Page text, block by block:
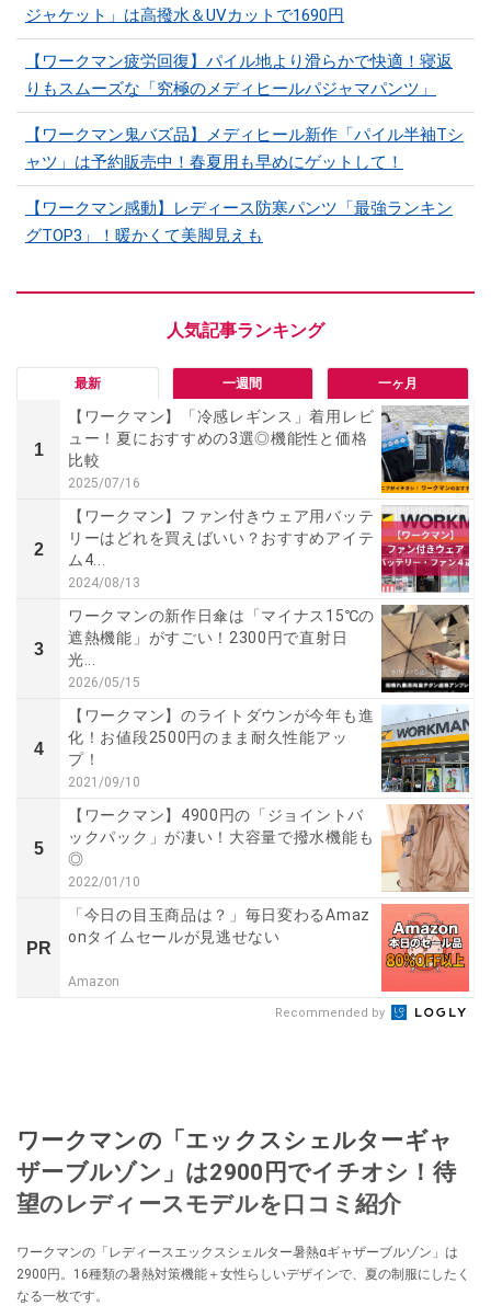
ジャケット」は高撥水＆UVカットで1690円
【ワークマン疲労回復】パイル地より滑らかで快適！寝返
りもスムーズな「究極のメディヒールパジャマパンツ」
【ワークマン鬼バズ品】メディヒール新作「パイル半袖Tシ
ャツ」は予約販売中！春夏用も早めにゲットして！
【ワークマン感動】レディース防寒パンツ「最強ランキン
グTOP3」！暖かくて美脚見えも
最新 一週間 一ヶ月
1
【ワークマン】「冷感レギンス」着用レビ
ュー！夏におすすめの3選◎機能性と価格
比較
2025/07/16
2
【ワークマン】ファン付きウェア用バッテ
リーはどれを買えばいい？おすすめアイテ
ム4...
2024/08/13
3
ワークマンの新作日傘は「マイナス15℃の
遮熱機能」がすごい！2300円で直射日
光...
2026/05/15
4
【ワークマン】のライトダウンが今年も進
化！お値段2500円のまま耐久性能アッ
プ！
2021/09/10
5
【ワークマン】4900円の「ジョイントバ
ックパック」が凄い！大容量で撥水機能も
◎
2022/01/10
PR
「今日の目玉商品は？」毎日変わるAmaz
onタイムセールが見逃せない
Amazon
Recommended by
ワークマンの「エックスシェルターギャ
ザーブルゾン」は2900円でイチオシ！待
望のレディースモデルを口コミ紹介
ワークマンの「レディースエックスシェルター暑熱αギャザーブルゾン」は
2900円。16種類の暑熱対策機能＋女性らしいデザインで、夏の制服にしたく
なる一枚です。